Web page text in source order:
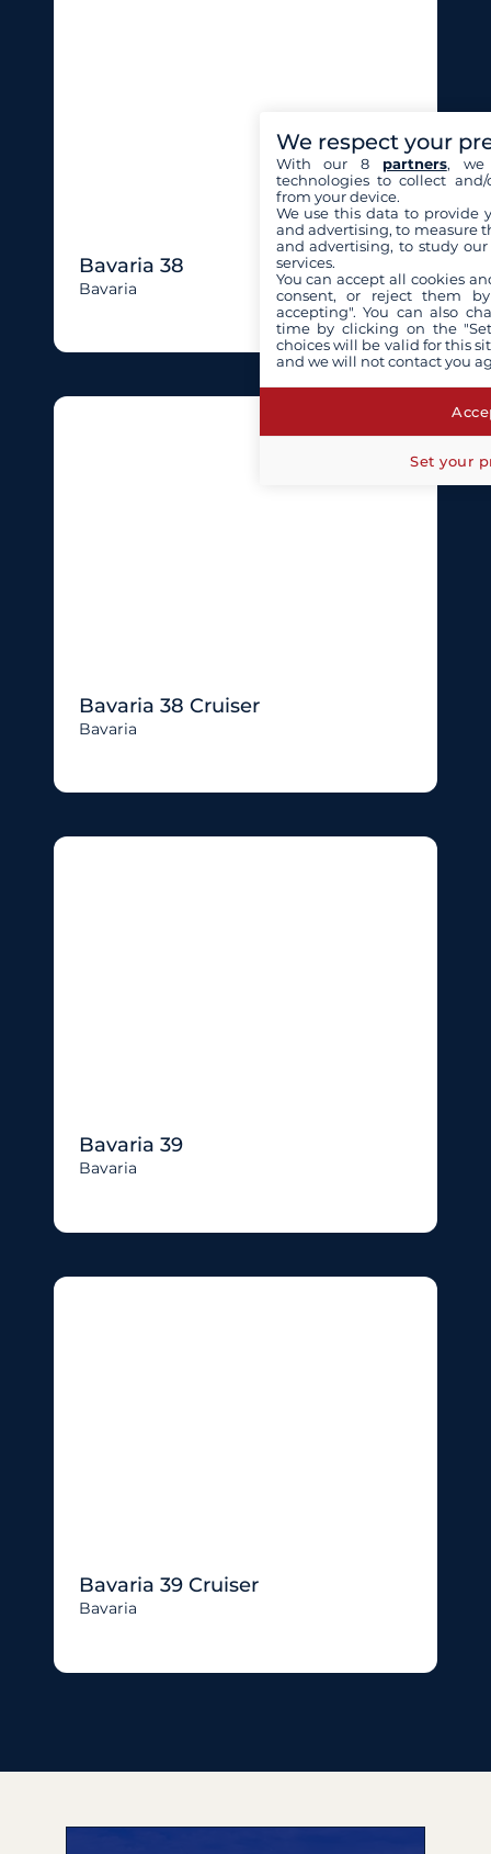
Bavaria 38
Bavaria
Bavaria 38 Cruiser
Bavaria
Bavaria 39
Bavaria
Bavaria 39 Cruiser
Bavaria
We respect your
With our 8 partners, we
technologies to collect
from your device.
We use this data to provide
and advertising, to measure
and advertising, to study
services.
You can accept all cookies
consent, or reject them
accepting". You can also
time by clicking on the
choices will be valid for this
and we will not contact you
Set your